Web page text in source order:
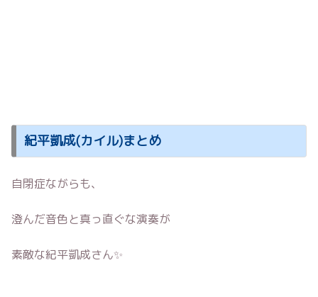
紀平凱成(カイル)まとめ
自閉症ながらも、
澄んだ音色と真っ直ぐな演奏が
素敵な紀平凱成さん✨